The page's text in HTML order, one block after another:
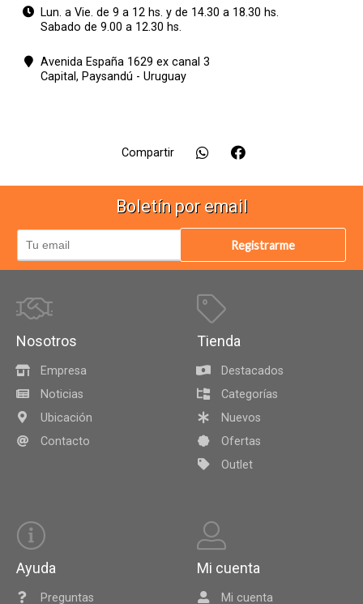
Lun. a Vie. de 9 a 12 hs. y de 14.30 a 18.30 hs.
Sabado de 9.00 a 12.30 hs.
Avenida España 1629 ex canal 3
Capital, Paysandú - Uruguay
Compartir
Boletín por email
Registrarme
Nosotros
Empresa
Noticias
Ubicación
Contacto
Tienda
Destacados
Categorías
Nuevos
Ofertas
Outlet
Ayuda
Preguntas
Mi cuenta
Mi cuenta